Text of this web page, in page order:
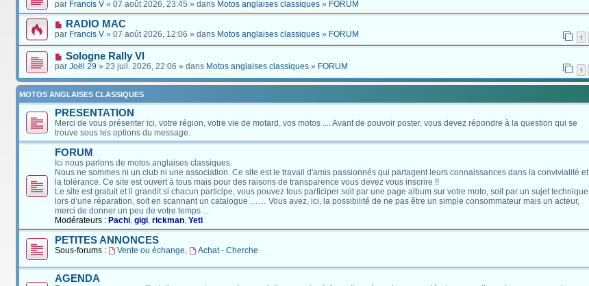
par Francis V » 07 août 2026, 23:45 » dans Motos anglaises classiques » FORUM
RADIO MAC
1
par Francis V » 07 août 2026, 12:06 » dans Motos anglaises classiques » FORUM
Sologne Rally VI
1
par Joël 29 » 23 juil. 2026, 22:06 » dans Motos anglaises classiques » FORUM
MOTOS ANGLAISES CLASSIQUES
PRESENTATION
Merci de vous présenter ici, votre région, votre vie de motard, vos motos .... Avant de pouvoir poster, vous devez répondre à la question qui se
trouve sous les options du message.
FORUM
Ici nous parlons de motos anglaises classiques.
Nous ne sommes ni un club ni une association. Ce site est le travail d'amis passionnés qui partagent leurs connaissances dans la convivialité et
la tolérance. Ce site est ouvert à tous mais pour des raisons de transparence vous devez vous inscrire !!
Le site est gratuit et il grandit si chacun participe, vous pouvez tous participer soit par une page album sur votre moto, soit par un sujet technique
lors d’une réparation, soit en scannant un catalogue …… Vous avez, ici, la possibilité de ne pas être un simple consommateur mais un acteur,
merci de donner un peu de votre temps …
Modérateurs : Pachi, gigi, rickman, Yeti
PETITES ANNONCES
Sous-forums : Vente ou échange, Achat - Cherche
AGENDA